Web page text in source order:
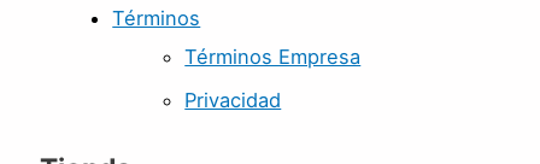
Términos
Términos Empresa
Privacidad